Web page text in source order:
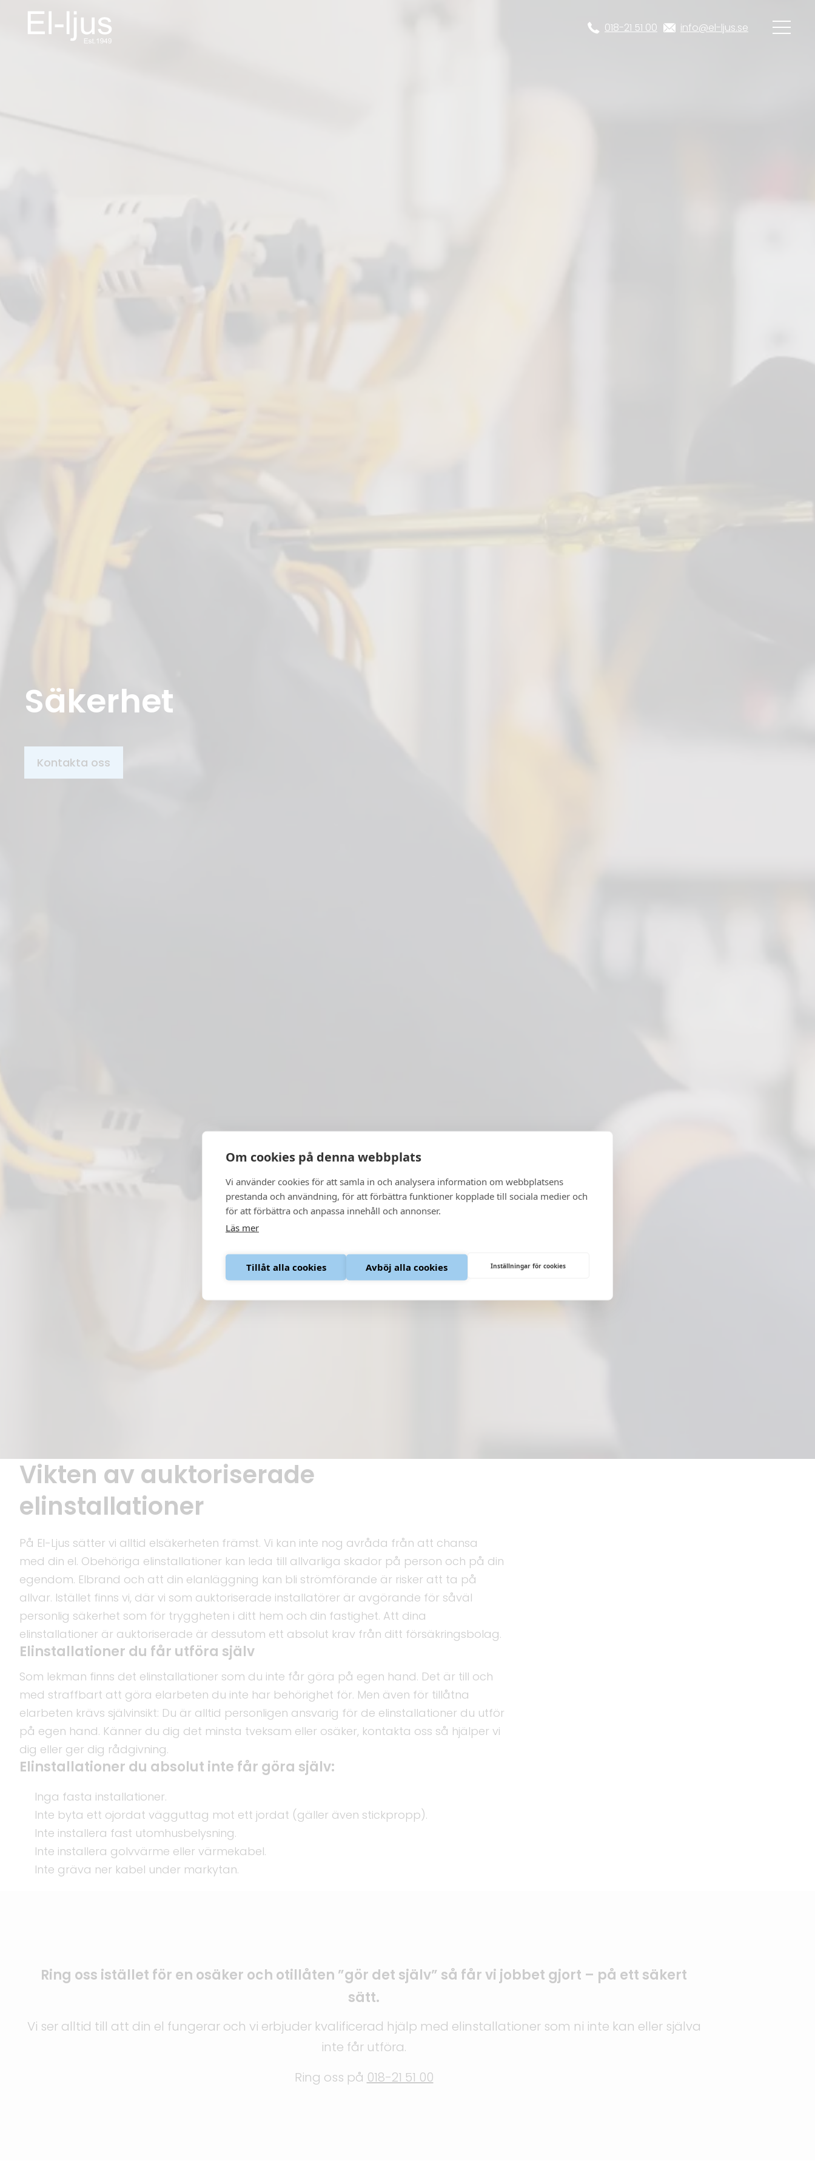
Om cookies på denna webbplats
Vi använder cookies för att samla in och analysera information om webbplatsens
prestanda och användning, för att förbättra funktioner kopplade till sociala medier och
för att förbättra och anpassa innehåll och annonser.
Läs mer
Tillåt alla cookies Avböj alla cookies Inställningar för cookies
018-21 51 00 info@el-ljus.se
Säkerhet
Kontakta oss
Vikten av auktoriserade
elinstallationer
På El-Ljus sätter vi alltid elsäkerheten främst. Vi kan inte nog avråda från att chansa
med din el. Obehöriga elinstallationer kan leda till allvarliga skador på person och på din
egendom. Elbrand och att din elanläggning kan bli strömförande är risker att ta på
allvar. Istället finns vi, där vi som auktoriserade installatörer är avgörande för såväl
personlig säkerhet som för tryggheten i ditt hem och din fastighet. Att dina
elinstallationer är auktoriserade är dessutom ett absolut krav från ditt försäkringsbolag.
Elinstallationer du får utföra själv
Som lekman finns det elinstallationer som du inte får göra på egen hand. Det är till och
med straffbart att göra elarbeten du inte har behörighet för. Men även för tillåtna
elarbeten krävs självinsikt: Du är alltid personligen ansvarig för de elinstallationer du utför
på egen hand. Känner du dig det minsta tveksam eller osäker, kontakta oss så hjälper vi
dig eller ger dig rådgivning.
Elinstallationer du absolut inte får göra själv:
Inga fasta installationer.
Inte byta ett ojordat vägguttag mot ett jordat (gäller även stickpropp).
Inte installera fast utomhusbelysning.
Inte installera golvvärme eller värmekabel.
Inte gräva ner kabel under markytan.
Ring oss istället för en osäker och otillåten ”gör det själv” så får vi jobbet gjort – på ett säkert
sätt.
Vi ser alltid till att din el fungerar och vi erbjuder kvalificerad hjälp med elinstallationer som ni inte kan eller själva
inte får utföra.
Ring oss på 018-21 51 00